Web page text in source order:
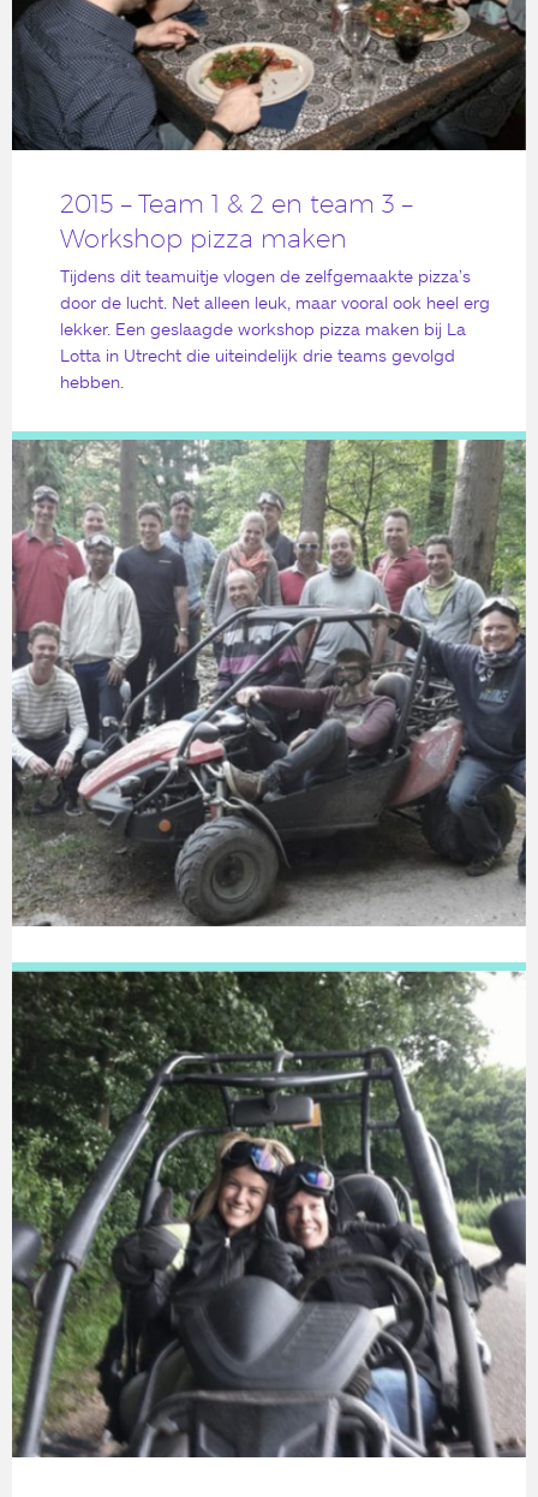
2015 – Team 1 & 2 en team 3 –
Workshop pizza maken
Tijdens dit teamuitje vlogen de zelfgemaakte pizza’s
door de lucht. Net alleen leuk, maar vooral ook heel erg
lekker. Een geslaagde workshop pizza maken bij La
Lotta in Utrecht die uiteindelijk drie teams gevolgd
hebben.